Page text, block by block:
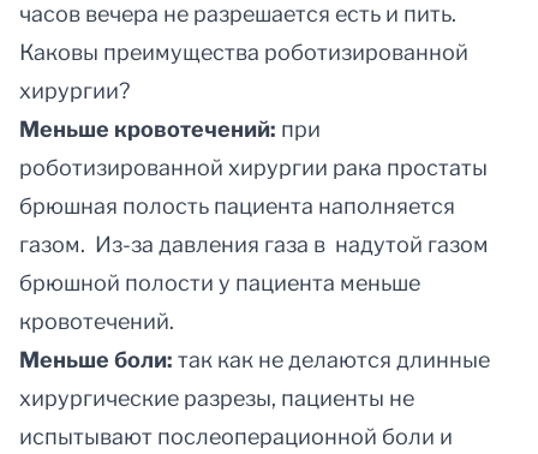
часов вечера не разрешается есть и пить.
Каковы преимущества роботизированной
хирургии?
Меньше кровотечений: при
роботизированной хирургии рака простаты
брюшная полость пациента наполняется
газом. Из-за давления газа в надутой газом
брюшной полости у пациента меньше
кровотечений.
Меньше боли: так как не делаются длинные
хирургические разрезы, пациенты не
испытывают послеоперационной боли и